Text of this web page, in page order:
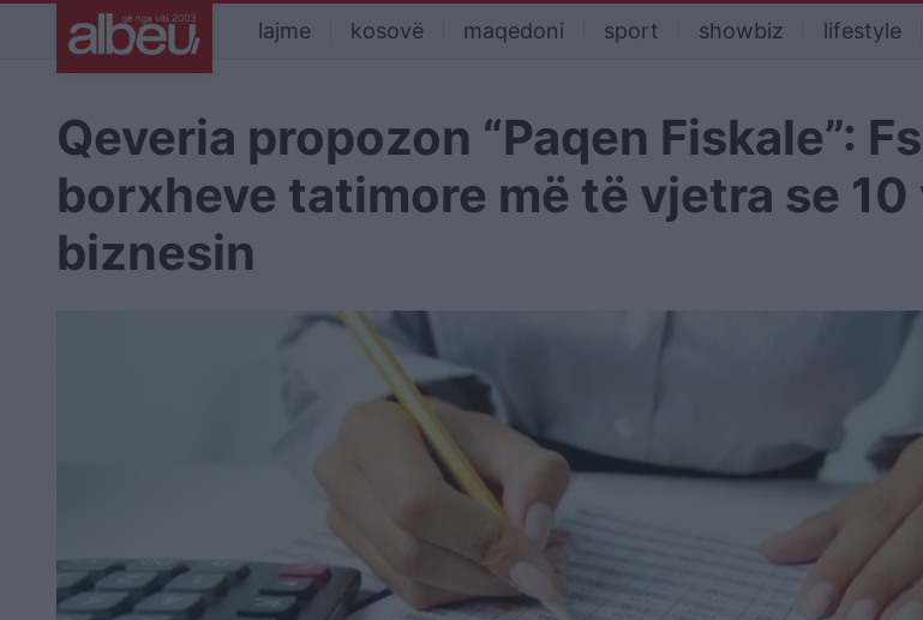
lajme kosovë maqedoni sport showbiz lifestyle
Qeveria propozon “Paqen Fiskale”:
borxheve tatimore më të vjetra se
biznesin